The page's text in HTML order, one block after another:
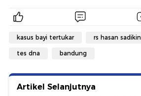
kasus bayi tertukar rs hasan sadikin
tes dna bandung
Artikel Selanjutnya